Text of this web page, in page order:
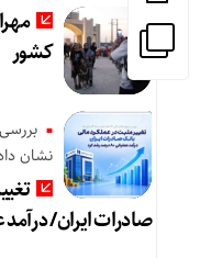
کشور
نشان
صادرات ایران/ درآمد عملیاتی